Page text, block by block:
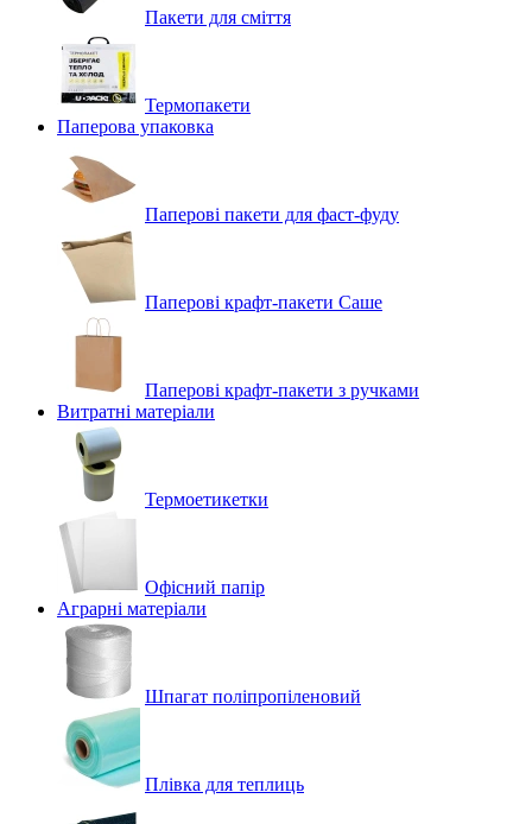
Пакети для сміття
Термопакети
Паперова упаковка
Паперові пакети для фаст-фуду
Паперові крафт-пакети Саше
Паперові крафт-пакети з ручками
Витратні матеріали
Термоетикетки
Офісний папір
Аграрні матеріали
Шпагат поліпропіленовий
Плівка для теплиць